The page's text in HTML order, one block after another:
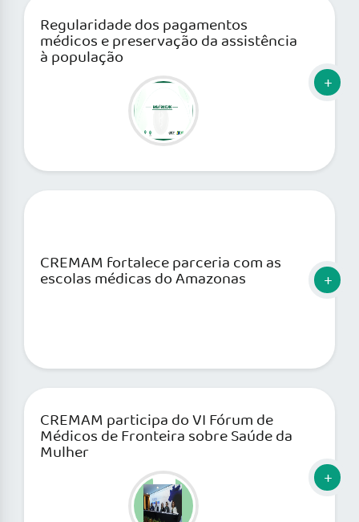
Regularidade dos pagamentos
médicos e preservação da assistência
à população
CREMAM fortalece parceria com as
escolas médicas do Amazonas
CREMAM participa do VI Fórum de
Médicos de Fronteira sobre Saúde da
Mulher